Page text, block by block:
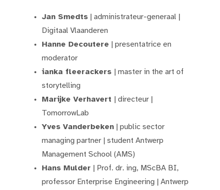
Jan Smedts | administrateur-generaal |
Digitaal Vlaanderen
Hanne Decoutere | presentatrice en
moderator
ianka fleerackers
| master in the art of
storytelling
Marijke Verhavert
| directeur |
TomorrowLab
Yves Vanderbeken | public sector
managing partner | student Antwerp
Management School (AMS)
Hans Mulder | Prof. dr. ing, MScBA BI,
professor Enterprise Engineering | Antwerp